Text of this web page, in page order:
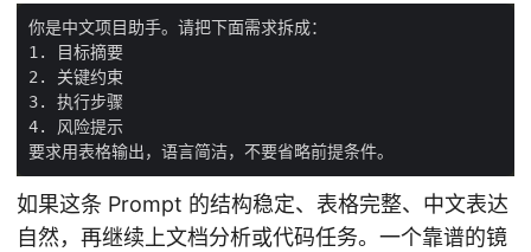
如果这条 Prompt 的结构稳定、表格完整、中文表达
自然，再继续上文档分析或代码任务。一个靠谱的镜